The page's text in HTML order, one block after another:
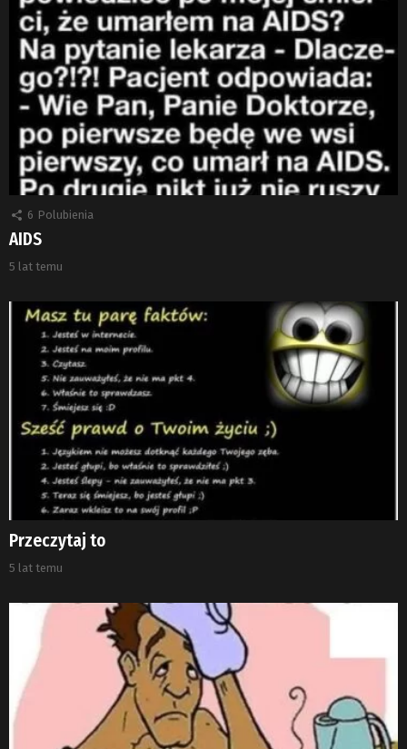
6 Polubienia
AIDS
5 lat temu
Przeczytaj to
5 lat temu